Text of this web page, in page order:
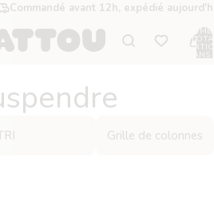
Commandé avant 12h, expédié
DANS
Grille de colonnes